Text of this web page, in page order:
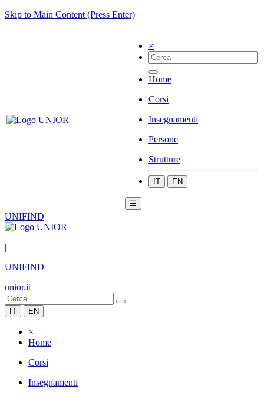
Skip to Main Content (Press Enter)
×
Home
Corsi
Insegnamenti
Persone
Strutture
IT EN
☰
UNIFIND
|
UNIFIND
unior.it
IT EN
×
Home
Corsi
Insegnamenti